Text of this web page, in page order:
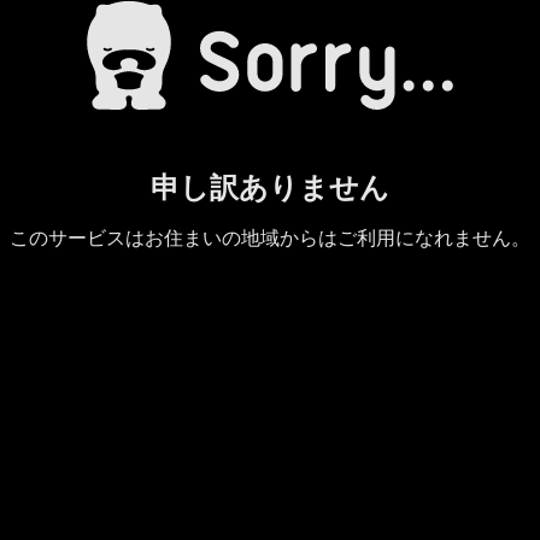
申し訳ありません
このサービスはお住まいの地域からはご利用になれません。